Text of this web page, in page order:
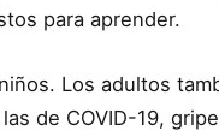
para aprender.
Los adultos
de COVID-19,